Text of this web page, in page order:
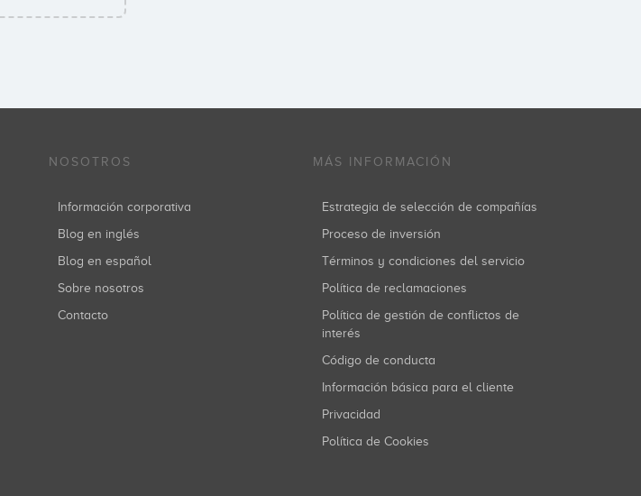
NOSOTROS
Información corporativa
Blog en inglés
Blog en español
Sobre nosotros
Contacto
MÁS INFORMACIÓN
Estrategia de selección de compañías
Proceso de inversión
Términos y condiciones del servicio
Política de reclamaciones
Política de gestión de conflictos de
interés
Código de conducta
Información básica para el cliente
Privacidad
Política de Cookies